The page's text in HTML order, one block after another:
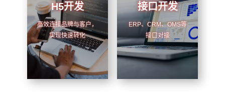
H5开发
高效连接品牌与客户，
实现快速转化
接口开发
ERP、CRM、OMS等
接口对接